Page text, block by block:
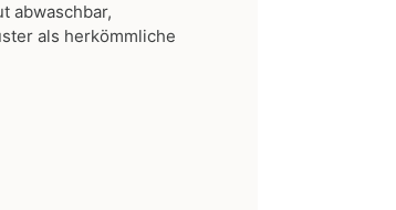
abwaschbar,
als herkömmliche